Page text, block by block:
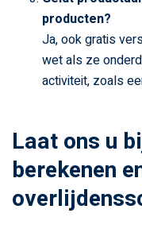
producten?
Ja, ook gratis
wet als ze
activiteit, zoals
Laat ons u
berekenen